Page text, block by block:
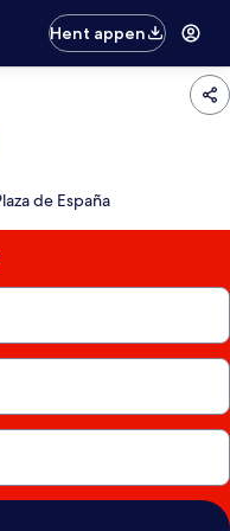
Hent appen
de España